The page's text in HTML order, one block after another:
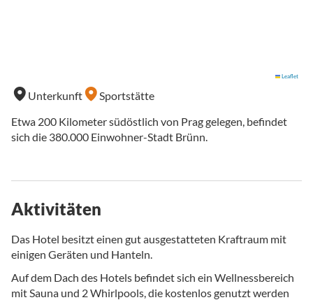
Leaflet
Unterkunft
Sportstätte
Etwa 200 Kilometer südöstlich von Prag gelegen, befindet
sich die 380.000 Einwohner-Stadt Brünn.
Aktivitäten
Das Hotel besitzt einen gut ausgestatteten Kraftraum mit
einigen Geräten und Hanteln.
Auf dem Dach des Hotels befindet sich ein Wellnessbereich
mit Sauna und 2 Whirlpools, die kostenlos genutzt werden